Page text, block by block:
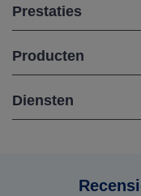
Prestaties
Producten
Diensten